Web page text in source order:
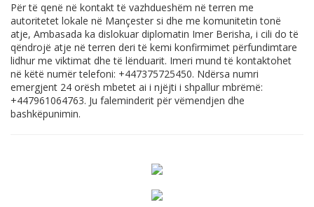
Për të qenë në kontakt të vazhdueshëm në terren me
autoritetet lokale në Mançester si dhe me komunitetin tonë
atje, Ambasada ka dislokuar diplomatin Imer Berisha, i cili do të
qëndrojë atje në terren deri të kemi konfirmimet përfundimtare
lidhur me viktimat dhe të lënduarit. Imeri mund të kontaktohet
në këtë numër telefoni: +447375725450. Ndërsa numri
emergjent 24 orësh mbetet ai i njëjti i shpallur mbrëmë:
+447961064763. Ju faleminderit për vëmendjen dhe
bashkëpunimin.